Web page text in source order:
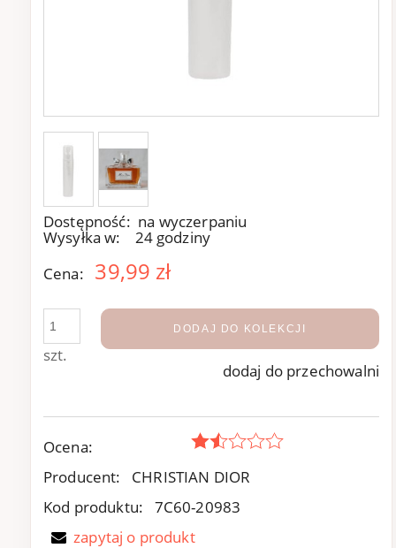
Dostępność: na wyczerpaniu
Wysyłka w:
24 godziny
Cena:
39,99 zł
szt.
DODAJ DO KOLEKCJI
dodaj do przechowalni
Ocena:
Producent:
CHRISTIAN DIOR
Kod produktu:
7C60-20983
zapytaj o produkt